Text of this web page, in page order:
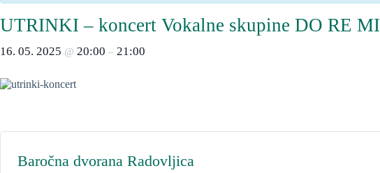
UTRINKI – koncert Vokalne skupine DO RE MI
16. 05. 2025 @ 20:00 – 21:00
Baročna dvorana Radovljica